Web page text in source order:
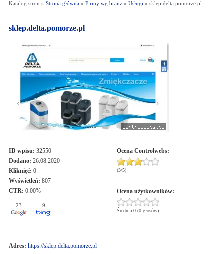
Katalog stron » Strona główna» Firmy wg branż» Usługi » sklep.delta.pomorze.pl
sklep.delta.pomorze.pl
ID wpisu: 32550
Dodano: 26.08.2020
Kliknięć: 0
Wyświetleń: 807
CTR: 0.00%
23 9
Ocena Controlwebs:
(3/5)
Ocena użytkowników:
Średnia 0 (0 głosów)
Adres: https://sklep.delta.pomorze.pl